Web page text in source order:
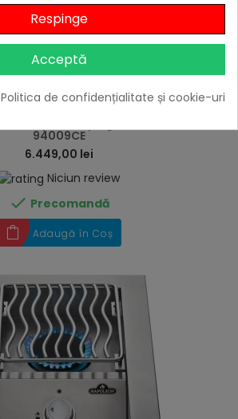
94009CE
6.449,00 lei
Niciun review
 Precomandă
Adaugă în Coș
Respinge
Acceptă
Politica de confidențialitate și cookie-uri